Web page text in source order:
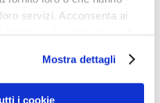
servizi. Acconsenta ai
il nostro sito web.
Mostra dettagli
i cookie
stupore, ridacchia di
gasata per dare
folle. O
sputtanarlo, il